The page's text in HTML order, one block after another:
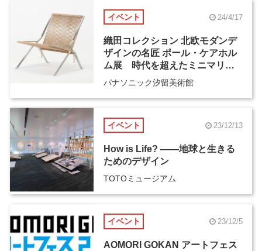
イベント 24/4/17
織田コレクション 北欧モダンデ
ザインの名匠 ポール・ケアホル
ム展 時代を超えたミニマリズ
ム
パナソニック汐留美術館
イベント 23/12/13
How is Life? ――地球と生きる
ためのデザイン
TOTOミュージアム
イベント 23/12/5
AOMORI GOKAN アートフェス